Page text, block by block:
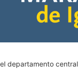
departamento